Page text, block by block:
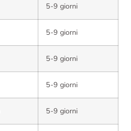
5-9 giorni
5-9 giorni
5-9 giorni
5-9 giorni
5-9 giorni